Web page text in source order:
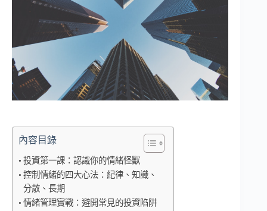
內容目錄
投資第一課：認識你的情緒怪獸
控制情緒的四大心法：紀律、知識、
分散、長期
情緒管理實戰：避開常見的投資陷阱